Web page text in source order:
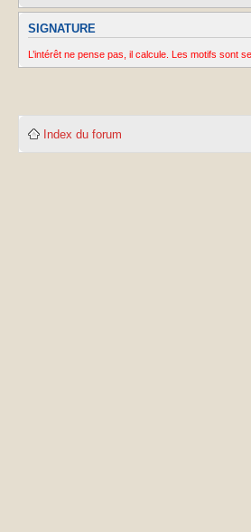
SIGNATURE
L’intérêt ne pense pas, il calcule. Les motifs sont
Index du forum